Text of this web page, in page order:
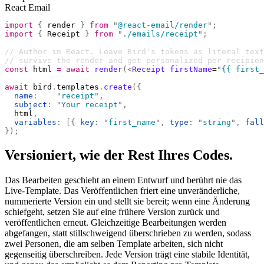
React Email
import { render } from "@react-email/render" ;
import { Receipt } from " ./emails/receipt " ;
// Author in React. Leave Bird's tokens as literal
// survive the render and get personalized per
const html = await render(<Receipt firstName=" {{
await bird . templates . create ({
  name
:
    "
receipt " ,
  subject
: "Your receipt " ,
  html
,
  variables
: [{ key : " first_name " , type : " string " ,
});
Versioniert, wie der Rest Ihres Codes.
Das Bearbeiten geschieht an einem Entwurf und berührt nie das
Live-Template. Das Veröffentlichen friert eine unveränderliche,
nummerierte Version ein und stellt sie bereit; wenn eine Änderung
schiefgeht, setzen Sie auf eine frühere Version zurück und
veröffentlichen erneut. Gleichzeitige Bearbeitungen werden
abgefangen, statt stillschweigend überschrieben zu werden, sodass
zwei Personen, die am selben Template arbeiten, sich nicht
gegenseitig überschreiben. Jede Version trägt eine stabile Identität,